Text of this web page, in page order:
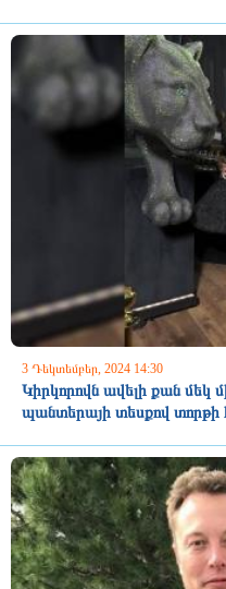
3 Դեկտեմբեր, 2024 14:30
Կիրկորովն ավելի քան մեկ
պանտերայի տեսքով